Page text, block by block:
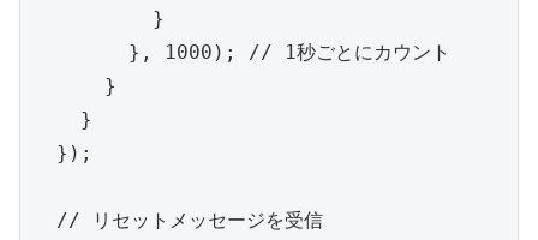
          }
        }, 1000); // 1秒ごとにカウント
      }
    }
  });
  // リセットメッセージを受信